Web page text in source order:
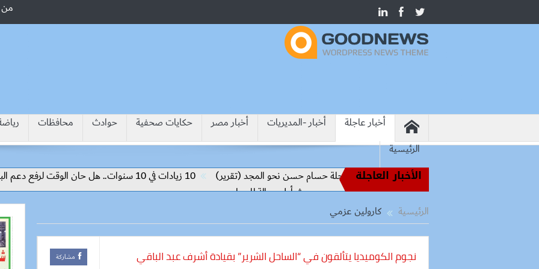
أخبار عاجلة أخبار -المديريات أخبار مصر حكايات صحفية حوادث محافظات
الرئيسية
الأخبار العاجلة
الملاعب إلى قيادة الفراعنة.. كواليس رحلة حسام حسن نحو المجد (تقرير) 10 زيادات في 10 سنوات.. هل حان الوقت لرفع دعم البنزين نهائيا؟
الرئيسية كارولين عزمي
نجوم الكوميديا يتألقون في “الساحل الشرير” بقيادة أشرف عبد الباقي مشاركة